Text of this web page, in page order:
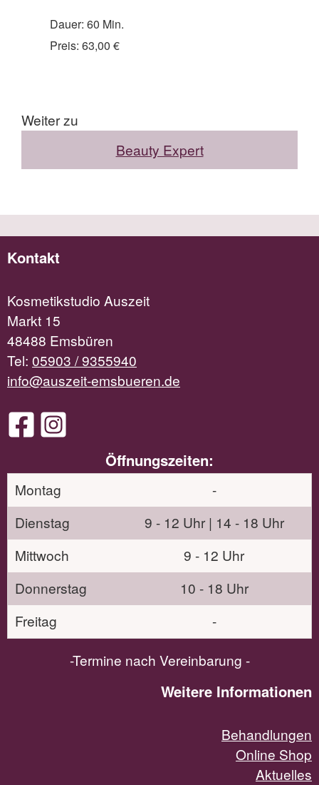
Dauer: 60 Min.
Preis: 63,00 €
Weiter zu
Beauty Expert
Kontakt
Kosmetikstudio Auszeit
Markt 15
48488 Emsbüren
Tel: 05903 / 9355940
info@auszeit-emsbueren.de
Öffnungszeiten:
Montag
-
Dienstag
9 - 12 Uhr | 14 - 18 Uhr
Mittwoch
9 - 12 Uhr
Donnerstag
10 - 18 Uhr
Freitag
-
-Termine nach Vereinbarung -
Weitere Informationen
Behandlungen
Online Shop
Aktuelles